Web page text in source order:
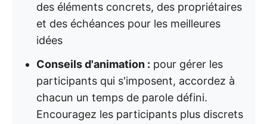
des éléments concrets, des propriétaires
et des échéances pour les meilleures
idées
Conseils d'animation : pour gérer les
participants qui s'imposent, accordez à
chacun un temps de parole défini.
Encouragez les participants plus discrets